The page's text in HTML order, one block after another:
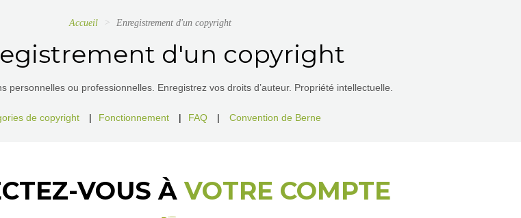
Accueil Enregistrement d'un copyright
d'un copyright
personnelles ou professionnelles. Enregistrez vos droits d’auteur. Propriété intellectuelle.
de copyright | Fonctionnement | FAQ | Convention de Berne
VOUS ÀVOTRE COMPTE